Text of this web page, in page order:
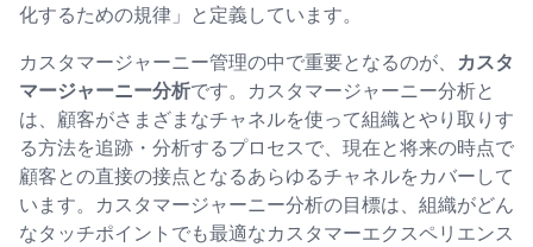
化するための規律」と定義しています。
カスタマージャーニー管理の中で重要となるのが、 カスタ
マージャーニー分析です。カスタマージャーニー分析と
は、顧客がさまざまなチャネルを使って組織とやり取りす
る方法を追跡・分析するプロセスで、現在と将来の時点で
顧客との直接の接点となるあらゆるチャネルをカバーして
います。カスタマージャーニー分析の目標は、組織がどん
なタッチポイントでも最適なカスタマーエクスペリエンス